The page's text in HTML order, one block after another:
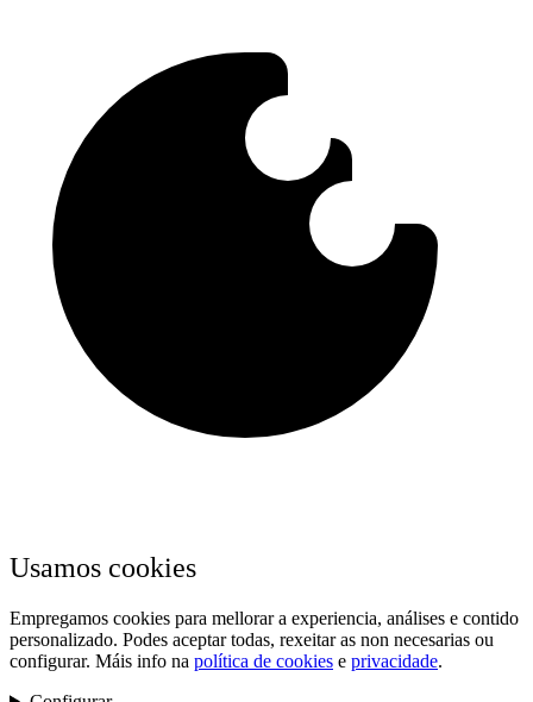
Usamos cookies
Empregamos cookies para mellorar a experiencia, análises e contido
personalizado. Podes aceptar todas, rexeitar as non necesarias ou
configurar. Máis info na política de cookies e privacidade.